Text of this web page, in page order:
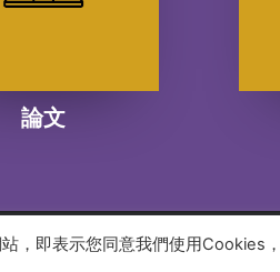
論文
，即表示您同意我們使用Cookies